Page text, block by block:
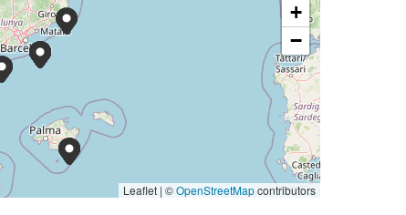
+
−
Leaflet | ©OpenStreetMapcontributors